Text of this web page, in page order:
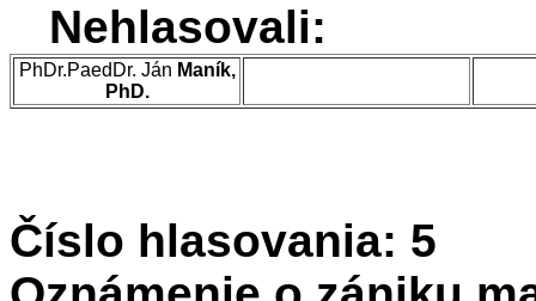
Nehlasovali:
PhDr.PaedDr. Ján Maník,
PhD.
Číslo hlasovania: 5